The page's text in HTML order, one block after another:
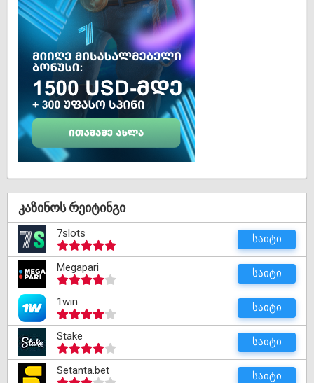
კაზინოს რეიტინგი
7slots საიტი
Megapari საიტი
1win საიტი
Stake საიტი
Setanta.bet საიტი